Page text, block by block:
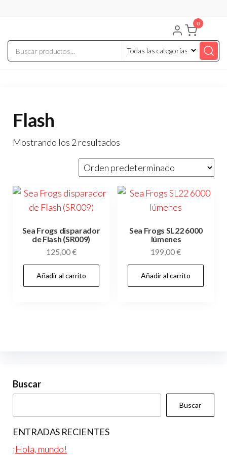
0
Flash
Mostrando los 2 resultados
Sea Frogs disparador
de Flash (SR009)
125,00€
Añadir al carrito
Sea Frogs SL22 6000
lúmenes
199,00€
Añadir al carrito
Buscar
Buscar
ENTRADAS RECIENTES
¡Hola, mundo!